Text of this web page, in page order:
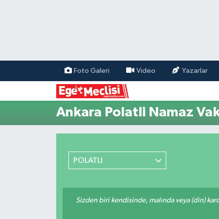
Foto Galeri Video Yazarlar
Ankara Polatli Namaz
POLATLI
Sizden biri kendisinde, malında veya (din)
EKONOMİ
GÜNCEL
Programlar